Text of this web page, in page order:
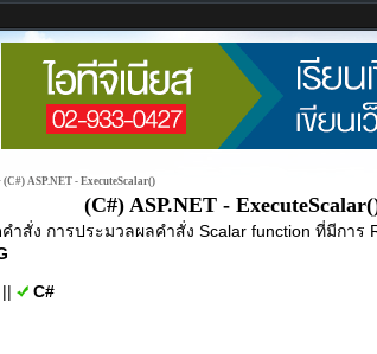
(C#) ASP.NET - ExecuteScalar()
(C#) ASP.NET -
ำสั่ง การประมวลผลคำสั่ง Scalar function ที่มีการ
||
C#